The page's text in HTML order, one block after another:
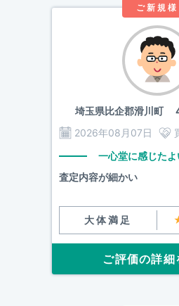
ご新規様
埼玉県比企郡滑川町
2026年08月07日
一心堂に感じた
査定内容が細かい
大体満足
ご評価の詳細